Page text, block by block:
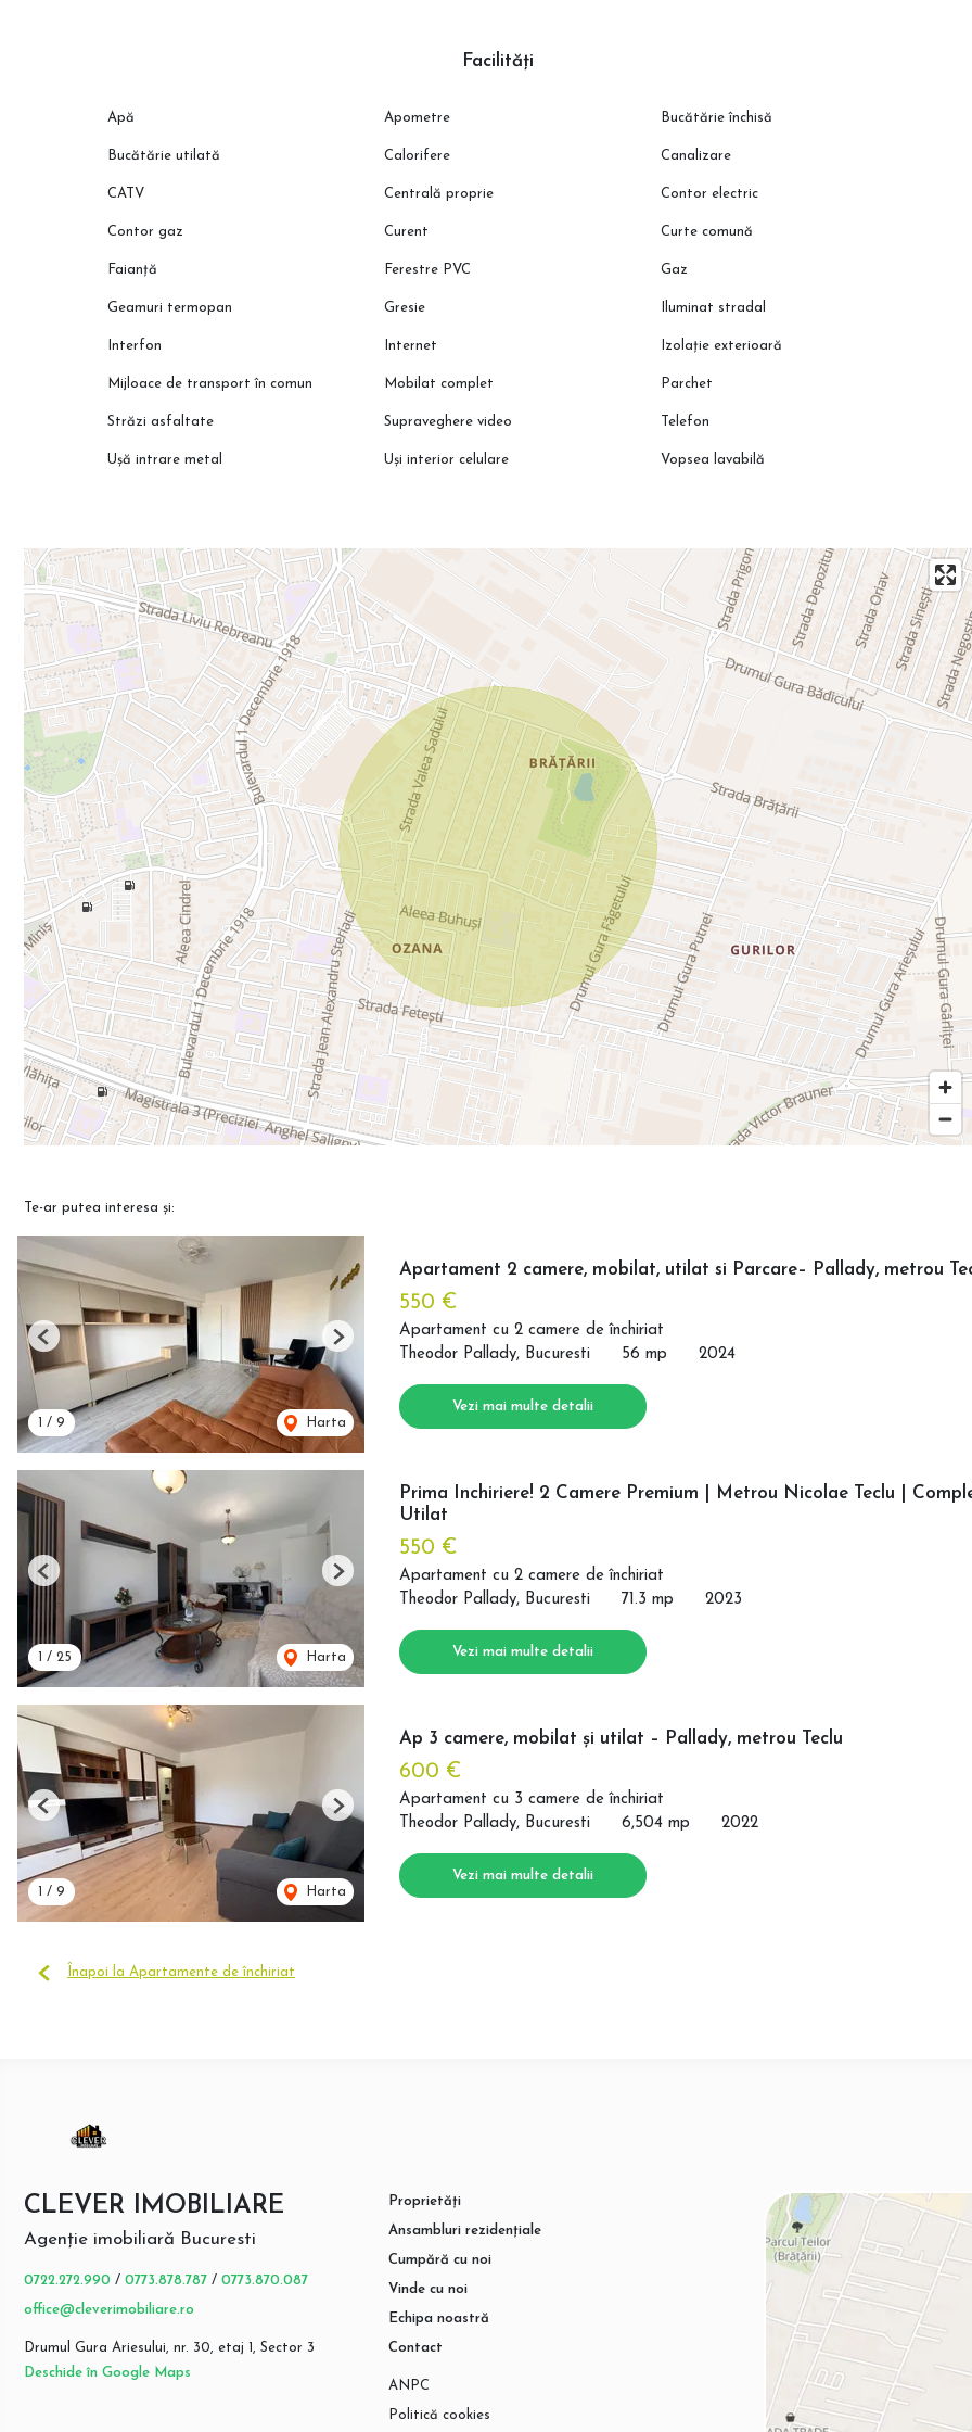
Facilități
Apă Apometre Bucătărie închisă
Bucătărie utilată Calorifere Canalizare
CATV Centrală proprie Contor electric
Contor gaz Curent Curte comună
Faianță Ferestre PVC Gaz
Geamuri termopan Gresie Iluminat stradal
Interfon Internet Izolație exterioară
Mijloace de transport în comun Mobilat complet Parchet
Străzi asfaltate Supraveghere video Telefon
Ușă intrare metal Uși interior celulare Vopsea lavabilă
Te-ar putea interesa și:
/ 9 Harta
Previous Next
Apartament 2 camere, mobilat, utilat si Parcare– Pallady, metrou
550 €
Apartament cu 2 camere de închiriat
Theodor Pallady, Bucuresti
56 mp 2024
Vezi mai multe detalii
/ 25 Harta
Previous Next
Prima Inchiriere! 2 Camere Premium | Metrou Nicolae Teclu |
Utilat
550 €
Apartament cu 2 camere de închiriat
Theodor Pallady, Bucuresti
71.3 mp 2023
Vezi mai multe detalii
/ 9 Harta
Previous Next
Ap 3 camere, mobilat și utilat – Pallady, metrou Teclu
600 €
Apartament cu 3 camere de închiriat
Theodor Pallady, Bucuresti
6,504 mp 2022
Vezi mai multe detalii
Înapoi la Apartamente de închiriat
CLEVER IMOBILIARE
Agenție imobiliară Bucuresti
0722.272.990 / 0773.878.787 / 0773.870.087
office@cleverimobiliare.ro
Drumul Gura Ariesului, nr. 30, etaj 1, Sector 3
Deschide în Google Maps
Proprietăți
Ansambluri rezidențiale
Cumpără cu noi
Vinde cu noi
Echipa noastră
Contact
ANPC
Politică cookies